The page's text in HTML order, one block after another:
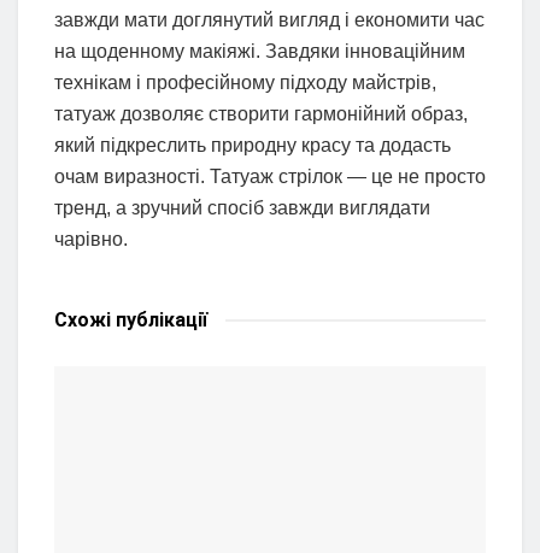
завжди мати доглянутий вигляд і економити час
на щоденному макіяжі. Завдяки інноваційним
технікам і професійному підходу майстрів,
татуаж дозволяє створити гармонійний образ,
який підкреслить природну красу та додасть
очам виразності. Татуаж стрілок — це не просто
тренд, а зручний спосіб завжди виглядати
чарівно.
Схожі публікації